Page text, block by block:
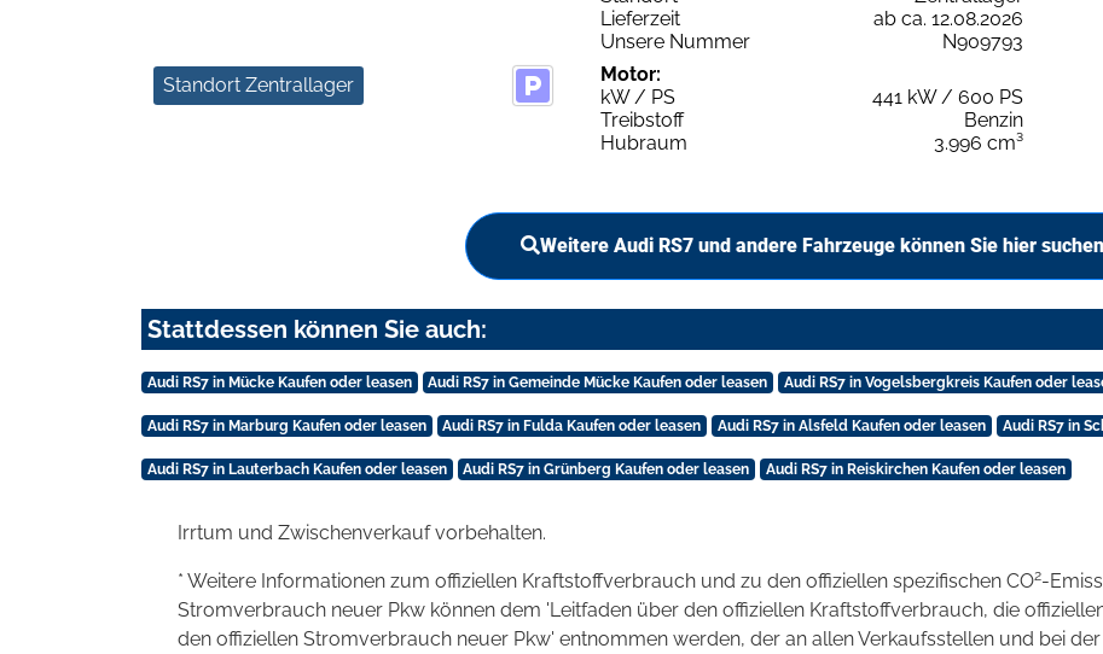
Standort Zentrallager
Lieferzeit
ab ca. 12.08.2026
Unsere Nummer
N909793
Motor:
kW / PS
441 kW / 600 PS
Treibstoff
Benzin
Hubraum
3.996 cm³
Weitere Audi RS7 und andere Fahrzeuge können Sie hier suchen
Stattdessen können Sie auch:
Audi RS7 in Mücke Kaufen oder leasen Audi RS7 in Gemeinde Mücke Kaufen oder leasen Audi RS7 in Vogelsbergkreis Kaufen oder
Audi RS7 in Marburg Kaufen oder leasen Audi RS7 in Fulda Kaufen oder leasen Audi RS7 in Alsfeld Kaufen oder leasen Audi RS7 in
Audi RS7 in Lauterbach Kaufen oder leasen Audi RS7 in Grünberg Kaufen oder leasen Audi RS7 in Reiskirchen Kaufen oder leasen
Irrtum und Zwischenverkauf vorbehalten.
* Weitere Informationen zum offiziellen Kraftstoffverbrauch und zu den offiziellen spezifischen CO2-
Stromverbrauch neuer Pkw können dem 'Leitfaden über den offiziellen Kraftstoffverbrauch, die
den offiziellen Stromverbrauch neuer Pkw' entnommen werden, der an allen Verkaufsstellen und bei